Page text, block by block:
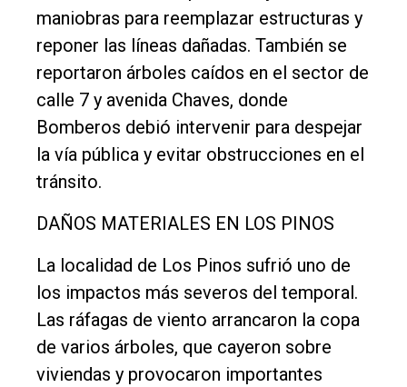
maniobras para reemplazar estructuras y
reponer las líneas dañadas. También se
reportaron árboles caídos en el sector de
calle 7 y avenida Chaves, donde
Bomberos debió intervenir para despejar
la vía pública y evitar obstrucciones en el
tránsito.
DAÑOS MATERIALES EN LOS PINOS
La localidad de Los Pinos sufrió uno de
los impactos más severos del temporal.
Las ráfagas de viento arrancaron la copa
de varios árboles, que cayeron sobre
viviendas y provocaron importantes